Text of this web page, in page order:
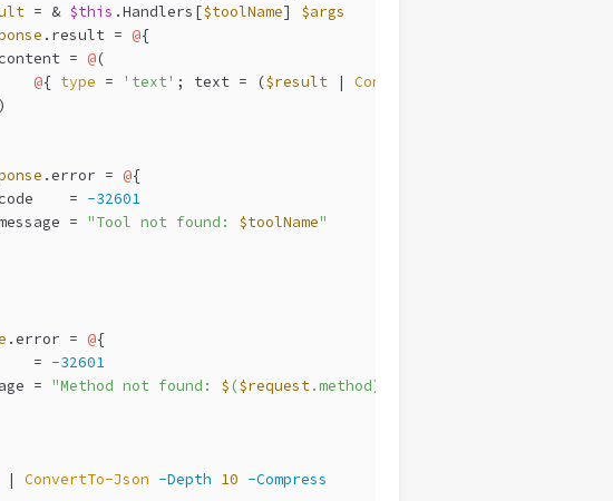
= & $this .Handlers[$toolName] $args
.result = @{
=
@(
@{ type = 'text' ; text = ($result | ConvertTo-Json
.error = @{
=
-32601
=
"Tool not found: $toolName"
.error = @{
=
-32601
=
"Method not found: $ ($request.method)"
| ConvertTo-Json -Depth 10 -Compress